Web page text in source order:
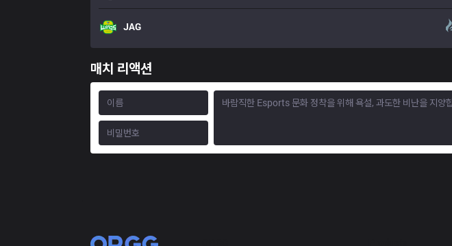
JAG
매치 리액션